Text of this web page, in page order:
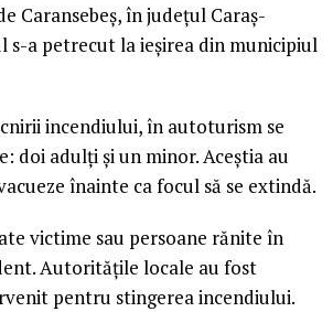
Caransebeș, în județul Caraș-
s-a petrecut la ieșirea din municipiul
incendiului, în autoturism se
doi adulți și un minor. Aceștia au
înainte ca focul să se extindă.
victime sau persoane rănite în
Autoritățile locale au fost
pentru stingerea incendiului.